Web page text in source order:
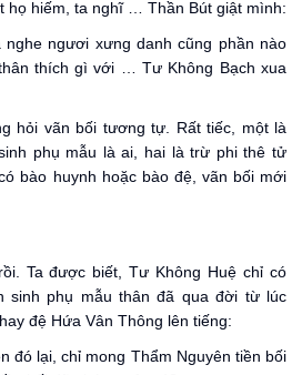
họ hiếm, ta nghĩ … Thần Bút giật mình:
ngươi xưng danh cũng phần nào
thích gì với … Tư Không Bạch xua
hỏi vãn bối tương tự. Rất tiếc, một là
phụ mẫu là ai, hai là trừ phi thê tử
bào huynh hoặc bào đệ, vãn bối mới
Ta được biết, Tư Không Huệ chỉ có
sinh phụ mẫu thân đã qua đời từ lúc
đệ Hứa Vân Thông lên tiếng:
đó lại, chỉ mong Thẩm Nguyên tiền bối